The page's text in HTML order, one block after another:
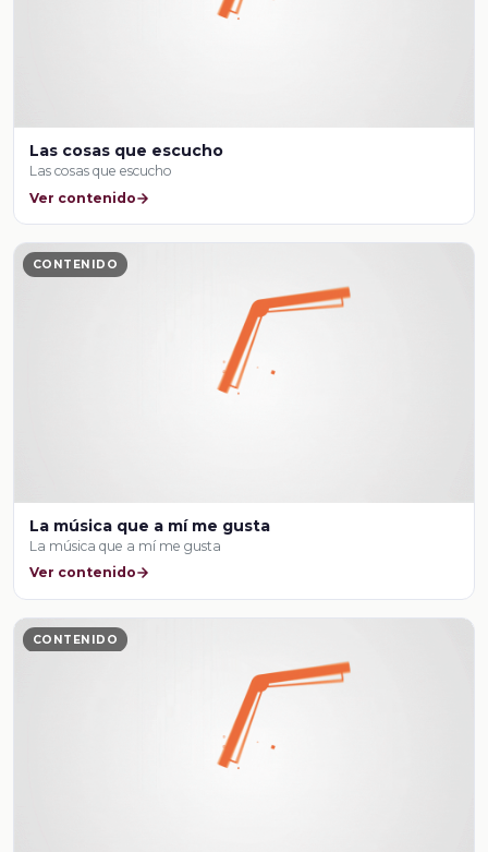
Las cosas que escucho
Las cosas que escucho
Ver contenido
CONTENIDO
La música que a mí me gusta
La música que a mí me gusta
Ver contenido
CONTENIDO